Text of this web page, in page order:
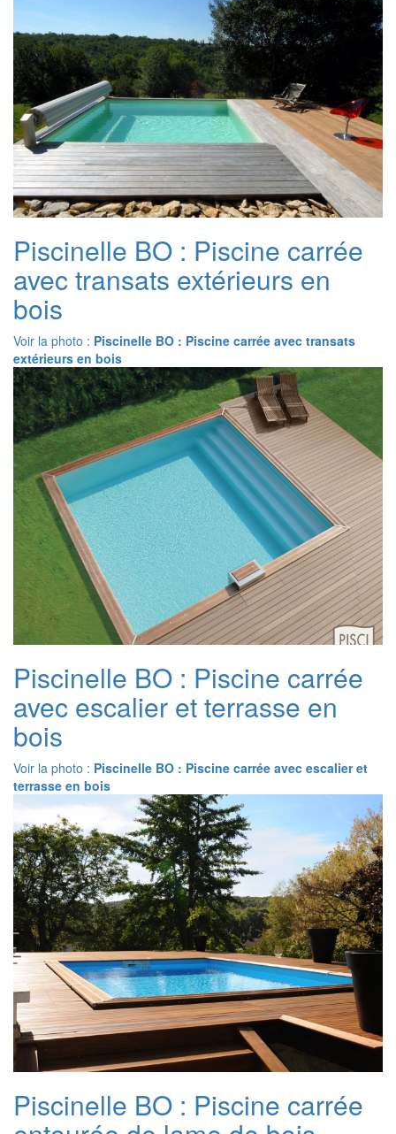
Piscinelle BO : Piscine carrée
avec transats extérieurs en
bois
Voir la photo : Piscinelle BO : Piscine carrée avec transats
extérieurs en bois
Piscinelle BO : Piscine carrée
avec escalier et terrasse en
bois
Voir la photo : Piscinelle BO : Piscine carrée avec escalier et
terrasse en bois
Piscinelle BO : Piscine carrée